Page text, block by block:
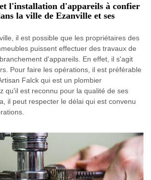
l'installation d'appareils à confier
la ville de Ezanville et ses
il est possible que les propriétaires des
puissent effectuer des travaux de
d'appareils. En effet, il s'agit
Pour faire les opérations, il est préférable
Falck qui est un plombier
qu'il est reconnu pour la qualité de ses
il peut respecter le délai qui est convenu